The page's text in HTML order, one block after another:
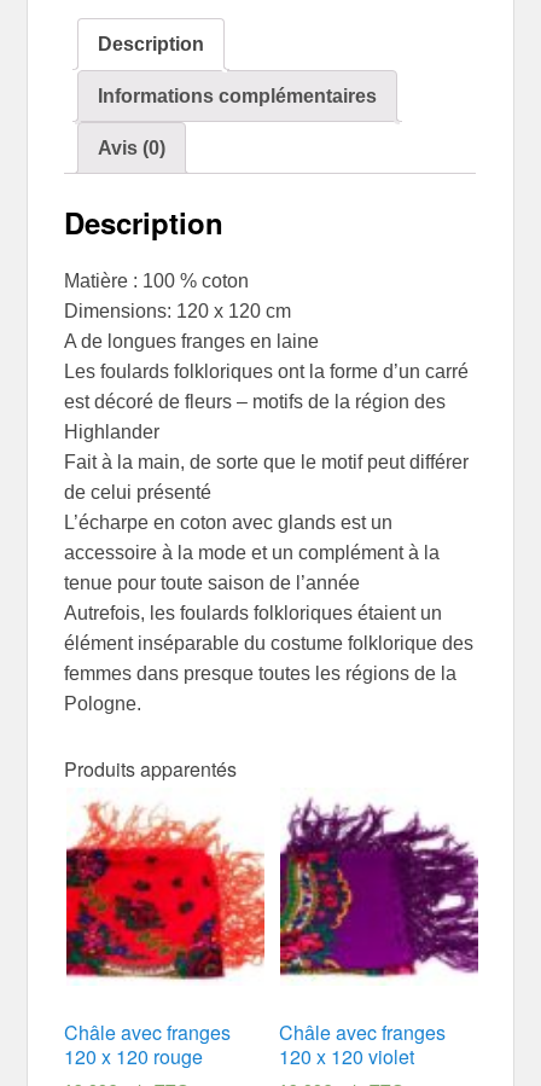
Description
Informations complémentaires
Avis (0)
Description
Matière : 100 % coton
Dimensions: 120 x 120 cm
A de longues franges en laine
Les foulards folkloriques ont la forme d’un carré
est décoré de fleurs – motifs de la région des
Highlander
Fait à la main, de sorte que le motif peut différer
de celui présenté
L’écharpe en coton avec glands est un
accessoire à la mode et un complément à la
tenue pour toute saison de l’année
Autrefois, les foulards folkloriques étaient un
élément inséparable du costume folklorique des
femmes dans presque toutes les régions de la
Pologne.
Produits apparentés
Châle avec franges
120 x 120 rouge
Châle avec franges
120 x 120 violet